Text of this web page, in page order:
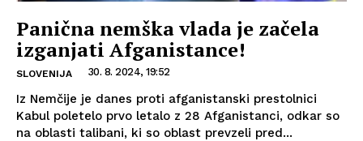
Panična nemška vlada je začela
izganjati Afganistance!
SLOVENIJA 30. 8. 2024, 19:52
Iz Nemčije je danes proti afganistanski prestolnici
Kabul poletelo prvo letalo z 28 Afganistanci, odkar so
na oblasti talibani, ki so oblast prevzeli pred...